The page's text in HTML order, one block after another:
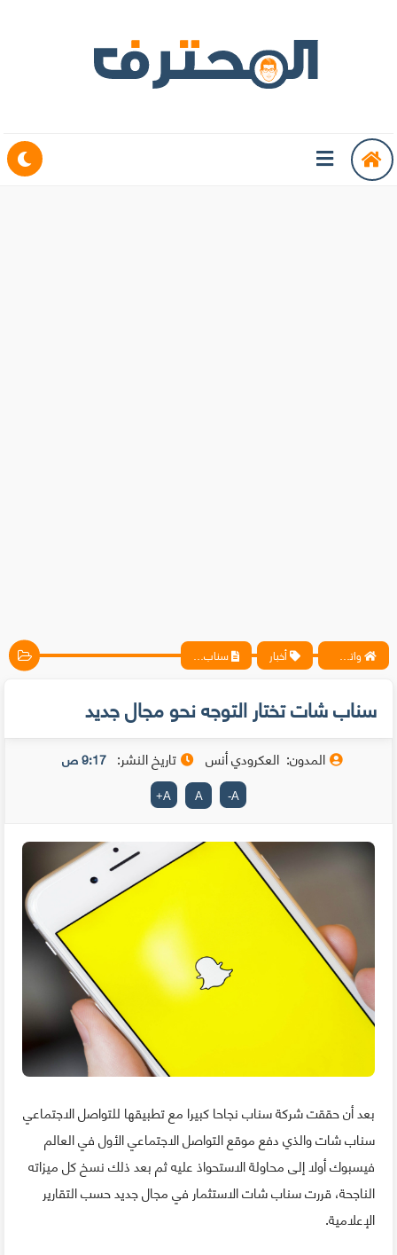
واتس آب ، فيسبوك ، أنترنت ، شروحات تقنية حصرية - المحترف أخبار سناب شات تختار التوجه نحو مجال جديد
سناب شات تختار التوجه نحو مجال جديد
المدون: العكرودي أنس تاريخ النشر: 9:17 ص
A
-
A
A
+
بعد أن حققت شركة سناب نجاحا كبيرا مع تطبيقها للتواصل الاجتماعي
سناب شات والذي دفع موقع التواصل الاجتماعي الأول في العالم
فيسبوك أولا إلى محاولة الاستحواذ عليه ثم بعد ذلك نسخ كل ميزاته
الناجحة، قررت سناب شات الاستثمار في مجال جديد حسب التقارير
الإعلامية.